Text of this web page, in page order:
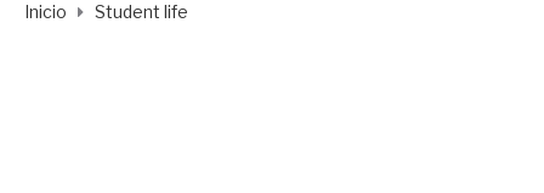
Inicio Student life